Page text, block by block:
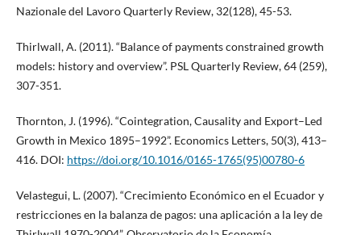
Nazionale del Lavoro Quarterly Review, 32(128), 45-53.
Thirlwall, A. (2011). “Balance of payments constrained growth
models: history and overview”. PSL Quarterly Review, 64 (259),
307-351.
Thornton, J. (1996). “Cointegration, Causality and Export–Led
Growth in Mexico 1895–1992”. Economics Letters, 50(3), 413–
416. DOI: https://doi.org/10.1016/0165-1765(95)00780-6
Velastegui, L. (2007). “Crecimiento Económico en el Ecuador y
restricciones en la balanza de pagos: una aplicación a la ley de